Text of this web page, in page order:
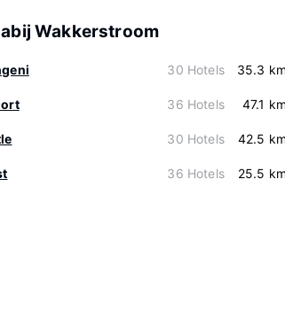
Wakkerstroom
30 Hotels 35.3 km
36 Hotels 47.1 km
30 Hotels 42.5 km
36 Hotels 25.5 km